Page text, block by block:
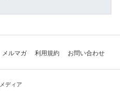
メルマガ 利用規約 お問い合わせ
ディア